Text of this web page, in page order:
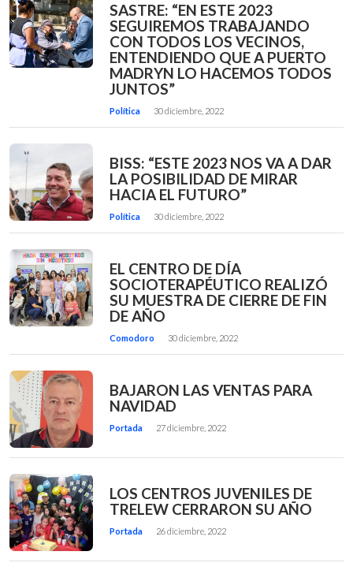
SASTRE: “EN ESTE 2023
SEGUIREMOS TRABAJANDO
CON TODOS LOS VECINOS,
ENTENDIENDO QUE A PUERTO
MADRYN LO HACEMOS TODOS
JUNTOS”
Política 30 diciembre, 2022
BISS: “ESTE 2023 NOS VA A DAR
LA POSIBILIDAD DE MIRAR
HACIA EL FUTURO”
Política 30 diciembre, 2022
EL CENTRO DE DÍA
SOCIOTERAPÉUTICO REALIZÓ
SU MUESTRA DE CIERRE DE FIN
DE AÑO
Comodoro 30 diciembre, 2022
BAJARON LAS VENTAS PARA
NAVIDAD
Portada 27 diciembre, 2022
LOS CENTROS JUVENILES DE
TRELEW CERRARON SU AÑO
Portada 26 diciembre, 2022